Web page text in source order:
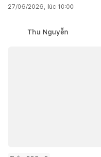
27/06/2026, lúc 10:00
Thu Nguyễn